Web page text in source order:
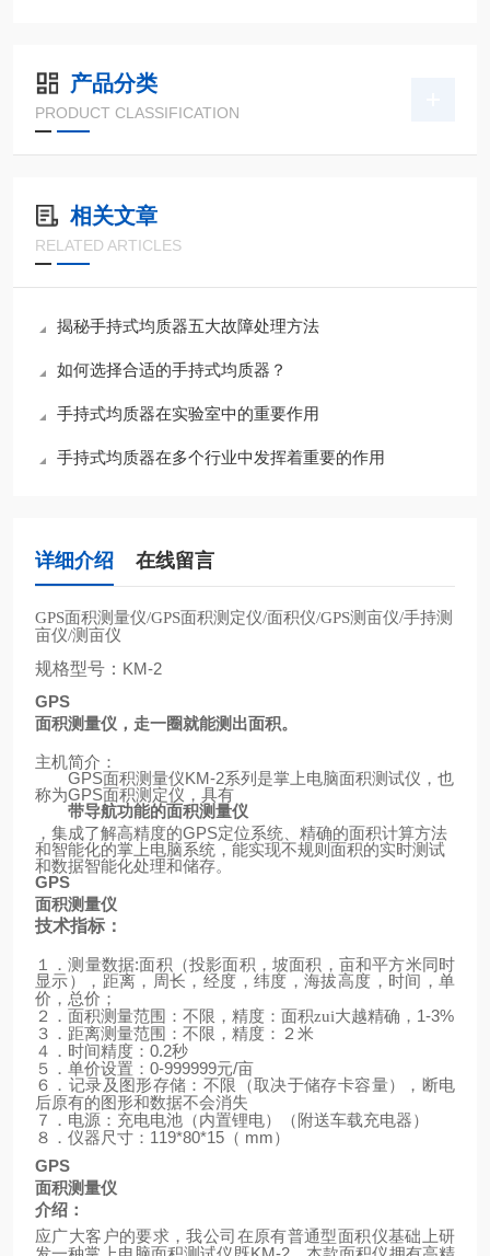
产品分类
PRODUCT CLASSIFICATION
相关文章
RELATED ARTICLES
揭秘手持式均质器五大故障处理方法
如何选择合适的手持式均质器？
手持式均质器在实验室中的重要作用
手持式均质器在多个行业中发挥着重要的作用
详细介绍 在线留言
GPS面积测量仪/GPS面积测定仪/面积仪/GPS测亩仪/手持测
亩仪/测亩仪
规格型号： KM-2
GPS
面积测量仪，走一圈就能测出面积。
主机简介：
GPS面积测量仪KM-2系列是掌上电脑面积测试仪，也
称为GPS面积测定仪，具有
带导航功能的面积测量仪
，集成了解高精度的GPS定位系统、精确的面积计算方法
和智能化的掌上电脑系统，能实现不规则面积的实时测试
和数据智能化处理和储存。
GPS
面积测量仪
技术指标：
１．测量数据:面积（投影面积，坡面积，亩和平方米同时
显示），距离，周长，经度，纬度，海拔高度，时间，单
价，总价；
２．面积测量范围：不限，精度：面积zui大越精确， 1-3%
３．距离测量范围：不限，精度：２米
４．时间精度： 0.2秒
５．单价设置： 0-999999元/亩
６．记录及图形存储：不限（取决于储存卡容量），断电
后原有的图形和数据不会消失
７．电源：充电电池（内置锂电）
（ 附送车载充电器）
８．仪器尺寸： 119*80*15 （ mm）
GPS
面积测量仪
介绍：
应广大客户的要求，我公司在原有普通型面积仪基础上研